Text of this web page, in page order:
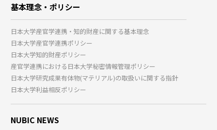
基本理念・ポリシー
日本大学産官学連携・知的財産に関する基本理念
日本大学産官学連携ポリシー
日本大学知的財産ポリシー
産官学連携における日本大学秘密情報管理ポリシー
日本大学研究成果有体物(マテリアル)の取扱いに関する指針
日本大学利益相反ポリシー
NUBIC NEWS